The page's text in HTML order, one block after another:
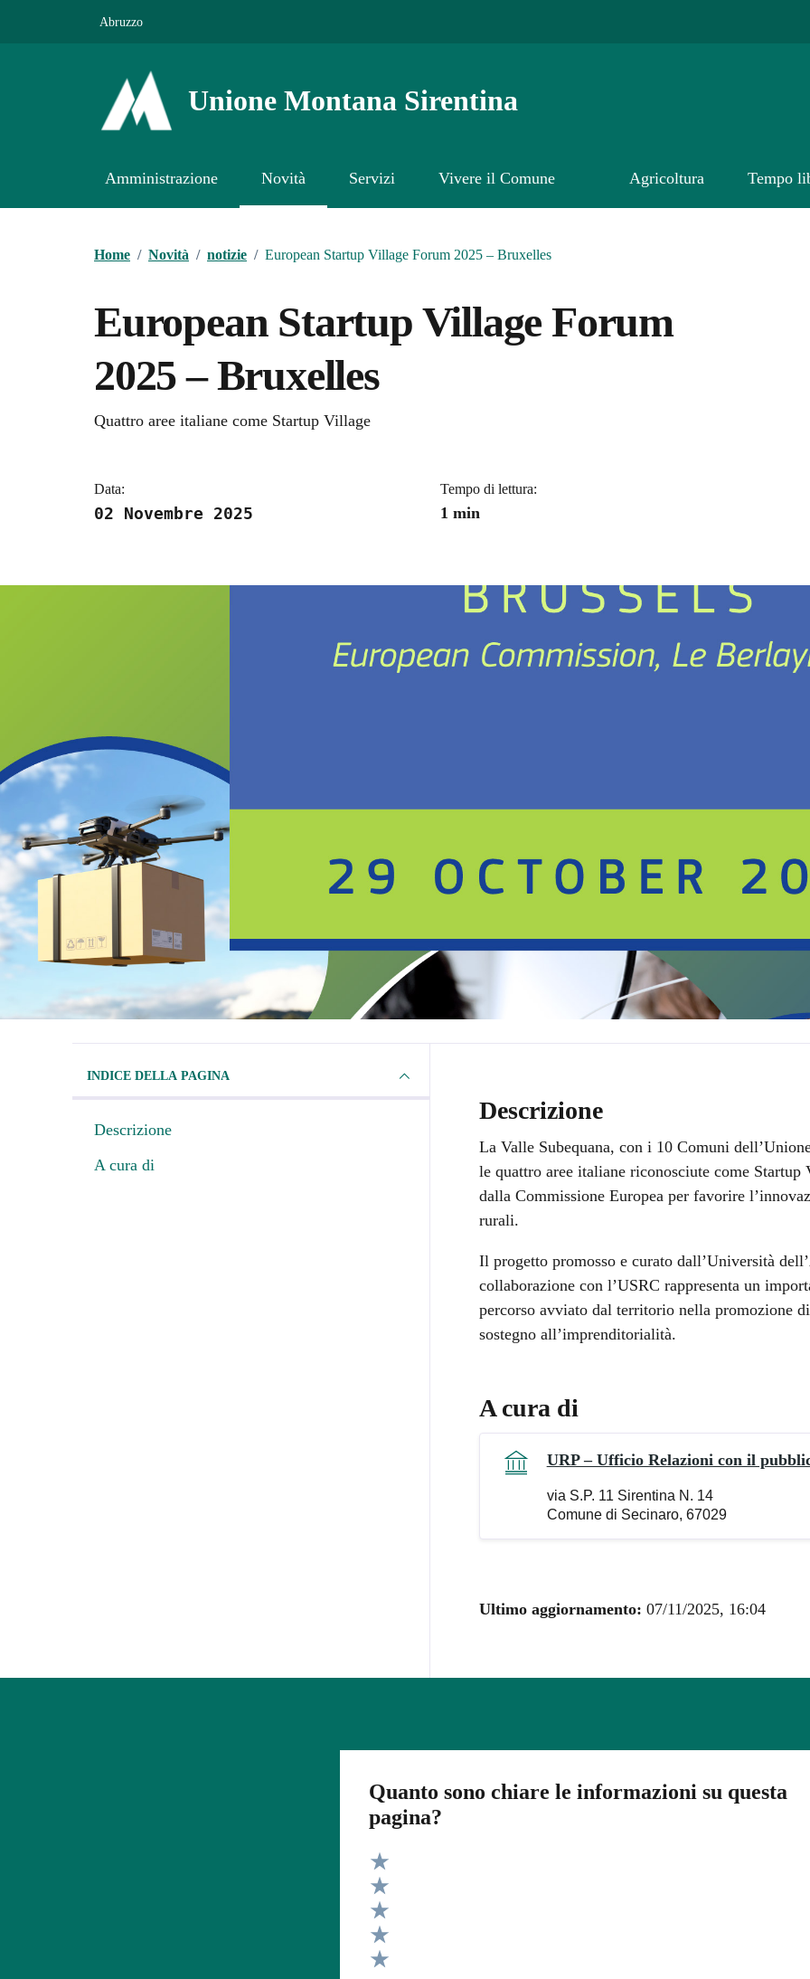
Abruzzo
Unione Montana Sirentina
Amministrazione Novità Servizi Vivere il Comune Agricoltura Tempo
Home / Novità / notizie / European Startup Village Forum 2025 – Bruxelles
European Startup Village Forum
2025 – Bruxelles
Dettagli della notizia
Quattro aree italiane come Startup Village
Data:
02 Novembre 2025
Tempo di lettura:
1 min
INDICE DELLA PAGINA
Descrizione
A cura di
Descrizione
La Valle Subequana, con i 10 Comuni
le quattro aree italiane riconosciute come
dalla Commissione Europea per favorire
rurali.
Il progetto promosso e curato dall’Università
collaborazione con l’USRC rappresenta un
percorso avviato dal territorio nella promozione
sostegno all’imprenditorialità.
A cura di
URP – Ufficio Relazioni con il
via S.P. 11 Sirentina N. 14
Comune di Secinaro, 67029
Ultimo aggiornamento: 07/11/2025, 16:04
Quanto sono chiare le informazioni su questa
pagina?
Valuta 5 stelle su 5
Valuta 4 stelle su 5
Valuta 3 stelle su 5
Valuta 2 stelle su 5